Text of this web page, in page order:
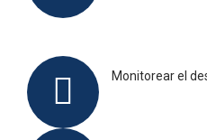
Monitorear el